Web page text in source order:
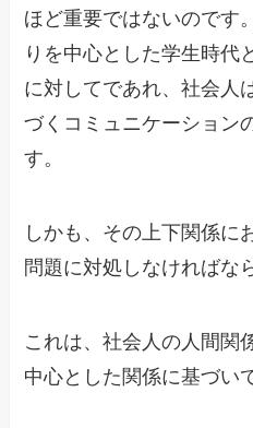
ほど重要ではないのです
りを中心とした学生時代
に対してであれ、社会人
づくコミュニケーション
す。
しかも、その上下関係に
問題に対処しなければな
これは、社会人の人間関
中心とした関係に基づい